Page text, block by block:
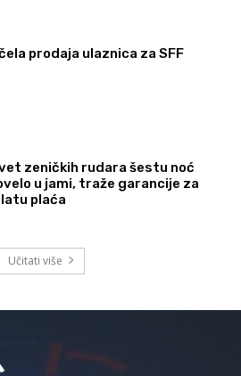
prodaja ulaznica za SFF
zeničkih rudara šestu noć
u jami, traže garancije za
plaća
Učitati više